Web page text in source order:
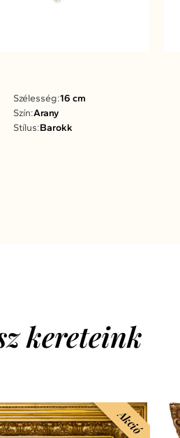
Szélesség:16 cm
Szín:Arany
Stílus:Barokk
kereteink
Akció